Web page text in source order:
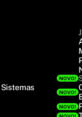
NOVO!
NOVO!
NOVO!
NOVO!